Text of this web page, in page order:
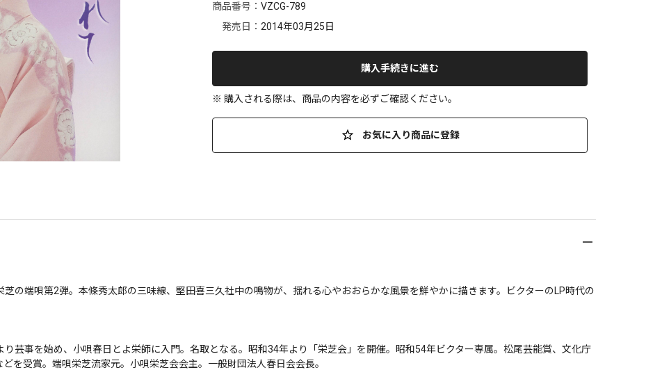
商品番号： VZCG-789
発売日： 2014年03月25日
購入手続きに進む
※ 購入される際は、商品の内容を必ずご確認ください。
お気に入り商品に登録
の端唄第2弾。本條秀太郎の三味線、堅田喜三久社中の鳴物が、揺れる心やおおらかな風景を鮮やかに描きます。ビクターのLP時代の
芸事を始め、小唄春日とよ栄師に入門。名取となる。昭和34年より「栄芝会」を開催。昭和54年ビクター専属。松尾芸能賞、文化庁
を受賞。端唄栄芝流家元。小唄栄芝会会主。一般財団法人春日会会長。